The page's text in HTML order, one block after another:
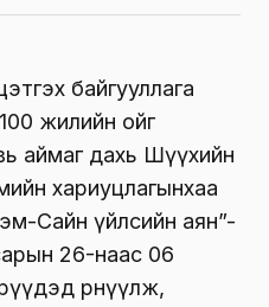
байгууллага
жилийн ойг
аймаг дахь Шүүхийн
хариуцлагынхаа
Сайн үйлсийн аян”-
26-наас 06
өрнүүлж,